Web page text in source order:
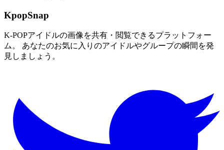
KpopSnap
K-POPアイドルの画像を共有・閲覧できるプラットフォー
ム。 あなたのお気に入りのアイドルやグループの瞬間を発
見しましょう。